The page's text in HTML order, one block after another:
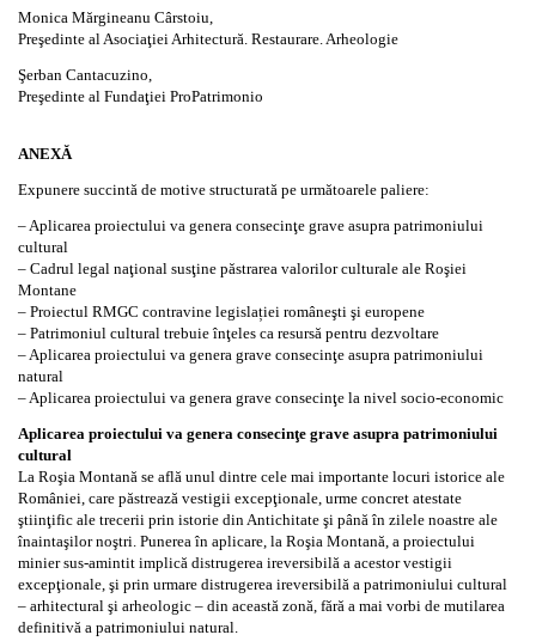
Monica Mărgineanu Cârstoiu,
Preşedinte al Asociaţiei Arhitectură. Restaurare. Arheologie
Şerban Cantacuzino,
Preşedinte al Fundaţiei ProPatrimonio
ANEXĂ
Expunere succintă de motive structurată pe următoarele paliere:
– Aplicarea proiectului va genera consecinţe grave asupra patrimoniului
cultural
– Cadrul legal naţional susţine păstrarea valorilor culturale ale Roşiei
Montane
– Proiectul RMGC contravine legislației româneşti şi europene
– Patrimoniul cultural trebuie înţeles ca resursă pentru dezvoltare
– Aplicarea proiectului va genera grave consecinţe asupra patrimoniului
natural
– Aplicarea proiectului va genera grave consecinţe la nivel socio-economic
Aplicarea proiectului va genera consecinţe grave asupra patrimoniului
cultural
La Roşia Montană se află unul dintre cele mai importante locuri istorice ale
României, care păstrează vestigii excepţionale, urme concret atestate
ştiinţific ale trecerii prin istorie din Antichitate şi până în zilele noastre ale
înaintaşilor noştri. Punerea în aplicare, la Roşia Montană, a proiectului
minier sus-amintit implică distrugerea ireversibilă a acestor vestigii
excepţionale, şi prin urmare distrugerea ireversibilă a patrimoniului cultural
– arhitectural şi arheologic – din această zonă, fără a mai vorbi de mutilarea
definitivă a patrimoniului natural.